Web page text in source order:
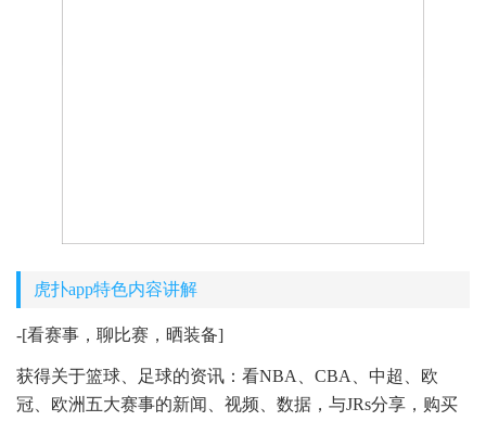
虎扑app特色内容讲解
-[看赛事，聊比赛，晒装备]
获得关于篮球、足球的资讯：看NBA、CBA、中超、欧
冠、欧洲五大赛事的新闻、视频、数据，与JRs分享，购买